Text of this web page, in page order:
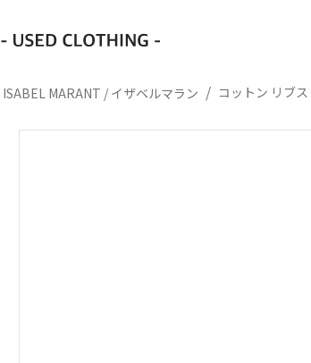
ISABEL MARANT / イザベルマラン コットン リブ